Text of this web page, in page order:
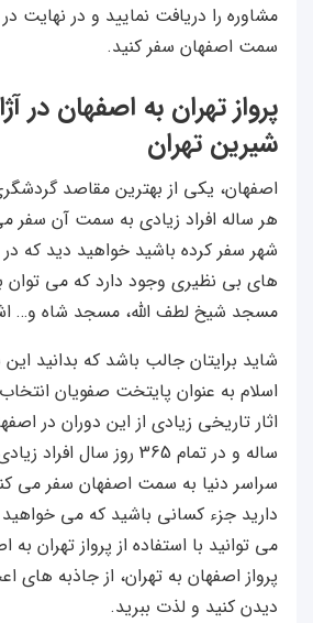
مشاوره را دریافت نمایید و در نهایت
سمت اصفهان سفر کنید.
پرواز تهران به اصفهان در
شیرین تهران
اصفهان، یکی از بهترین مقاصد
هر ساله افراد زیادی به سمت آن سفر
شهر سفر کرده باشید خواهید دید که در
های بی نظیری وجود دارد که می توان
مسجد شیخ لطف الله، مسجد شاه و…
شاید برایتان جالب باشد که بدانید
اسلام به عنوان پایتخت صفویان
اثار تاریخی زیادی از این دوران در
ساله و در تمام 365 روز سال
سراسر دنیا به سمت اصفهان سفر می
دارید جزء کسانی باشید که می
می توانید با استفاده از پرواز تهران
پرواز اصفهان به تهران، از جاذبه های
دیدن کنید و لذت ببرید.